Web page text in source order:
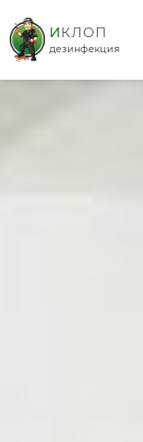
дезинфекция